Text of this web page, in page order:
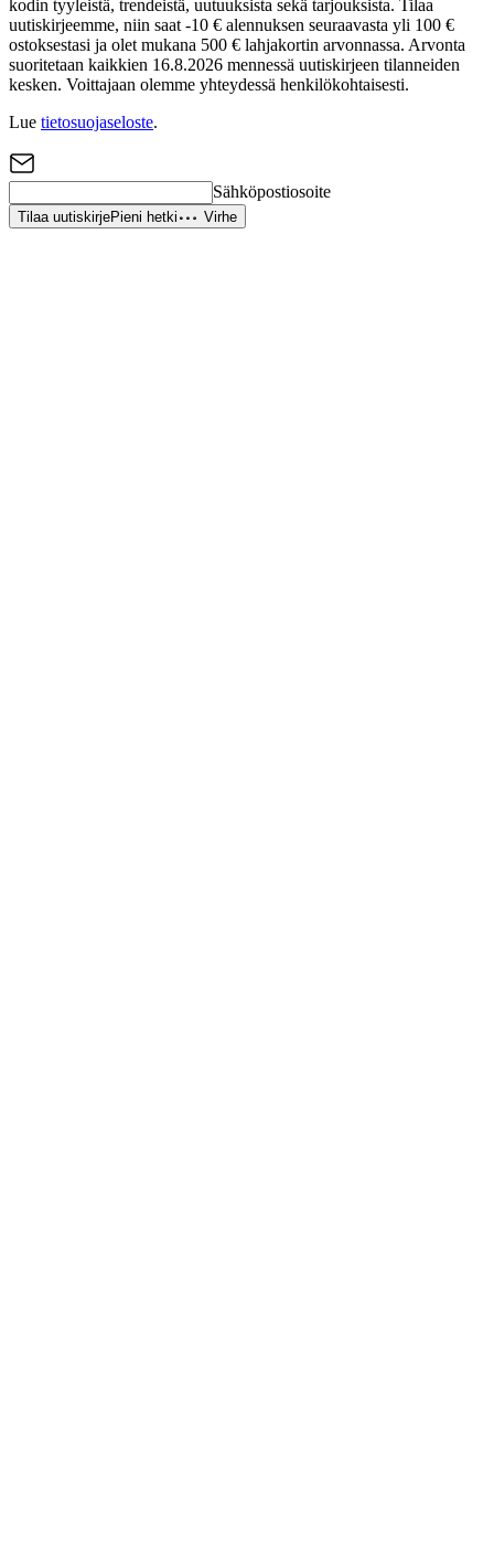
kodin tyyleistä, trendeistä, uutuuksista sekä tarjouksista. Tilaa
uutiskirjeemme, niin saat -10 € alennuksen seuraavasta yli 100 €
ostoksestasi ja olet mukana 500 € lahjakortin arvonnassa. Arvonta
suoritetaan kaikkien 16.8.2026 mennessä uutiskirjeen tilanneiden
kesken. Voittajaan olemme yhteydessä henkilökohtaisesti.
Lue tietosuojaseloste.
Sähköpostiosoite
Tilaa uutiskirjePieni hetki Virhe